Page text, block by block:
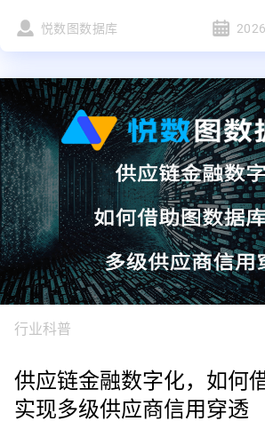
悦数图数据库
行业科普
供应链金融数字化，如何
实现多级供应商信用穿透